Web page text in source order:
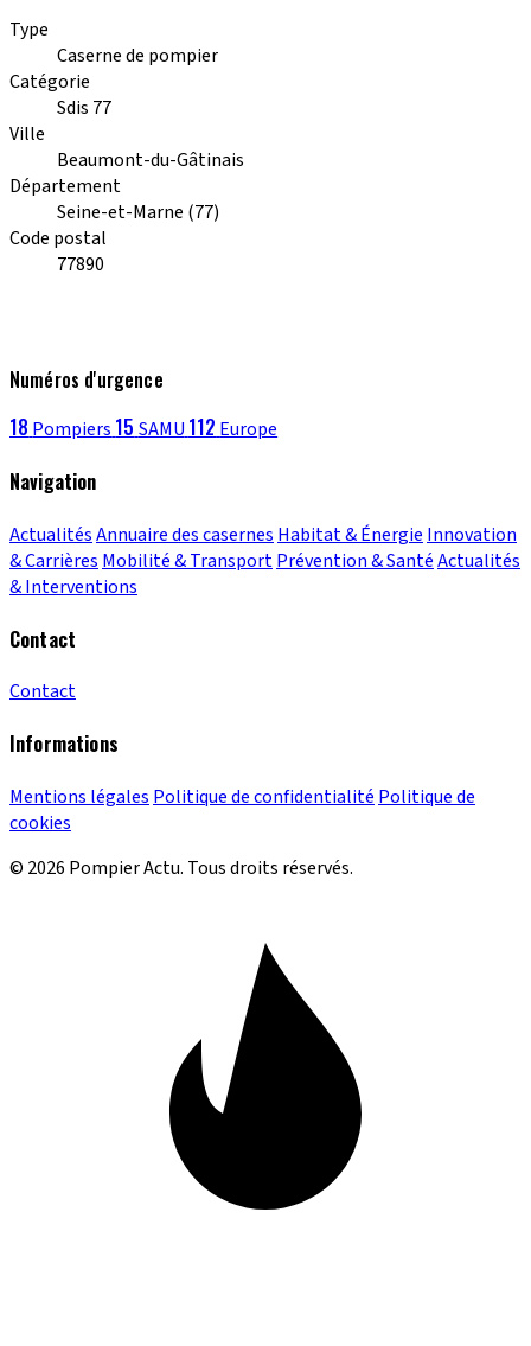
Type
Caserne de pompier
Catégorie
Sdis 77
Ville
Beaumont-du-Gâtinais
Département
Seine-et-Marne (77)
Code postal
77890
Numéros d'urgence
18 Pompiers 15 SAMU 112 Europe
Navigation
ActualitésAnnuaire des casernes Habitat & Énergie Innovation
& Carrières Mobilité & TransportPrévention & SantéActualités
& Interventions
Contact
Contact
Informations
Mentions légales Politique de confidentialité Politique de
cookies
© 2026 Pompier Actu. Tous droits réservés.